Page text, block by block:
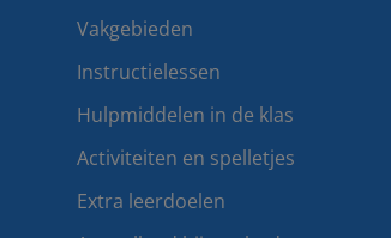
Vakgebieden
Instructielessen
Hulpmiddelen in de klas
Activiteiten en spelletjes
Extra leerdoelen